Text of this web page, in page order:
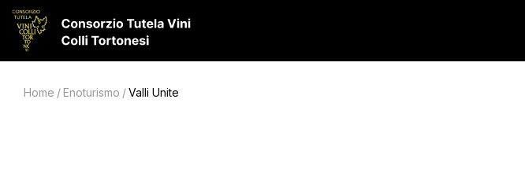
Home / Enoturismo /Valli Unite